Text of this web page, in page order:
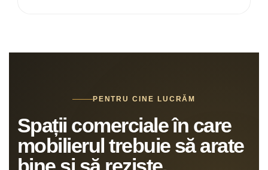
PENTRU CINE LUCRĂM
Spații comerciale în care
mobilierul trebuie să arate